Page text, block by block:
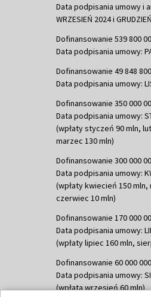
Data podpisania umowy i
WRZESIEŃ 2024 i
Dofinansowanie 539 800
Data podpisania umowy:
Dofinansowanie 49 848
Data podpisania umowy:
Dofinansowanie 350 000
Data podpisania umowy:
(wpłaty styczeń 90 mln,
marzec 130 mln)
Dofinansowanie 300 000
Data podpisania umowy:
(wpłaty kwiecień 150 mln,
czerwiec 10 mln)
Dofinansowanie 170 000
Data podpisania umowy:
(wpłaty lipiec 160 mln,
Dofinansowanie 60 000
Data podpisania umowy:
(wpłata wrzesień 60 mln)